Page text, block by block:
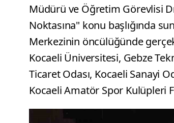
Müdürü ve Öğretim Görevlisi
Noktasına" konu başlığında
Merkezinin öncülüğünde
Kocaeli Üniversitesi, Gebze
Ticaret Odası, Kocaeli Sanayi
Kocaeli Amatör Spor Kulüpleri